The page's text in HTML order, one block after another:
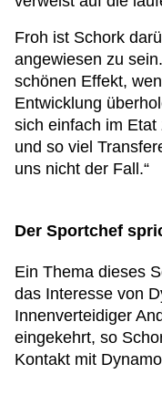
Froh ist Schork
angewiesen zu
schönen Effekt,
Entwicklung
sich einfach im Etat
und so viel
uns nicht der Fall.“
Der Sportchef
Ein Thema dieses
das Interesse von
Innenverteidiger
eingekehrt, so
Kontakt mit